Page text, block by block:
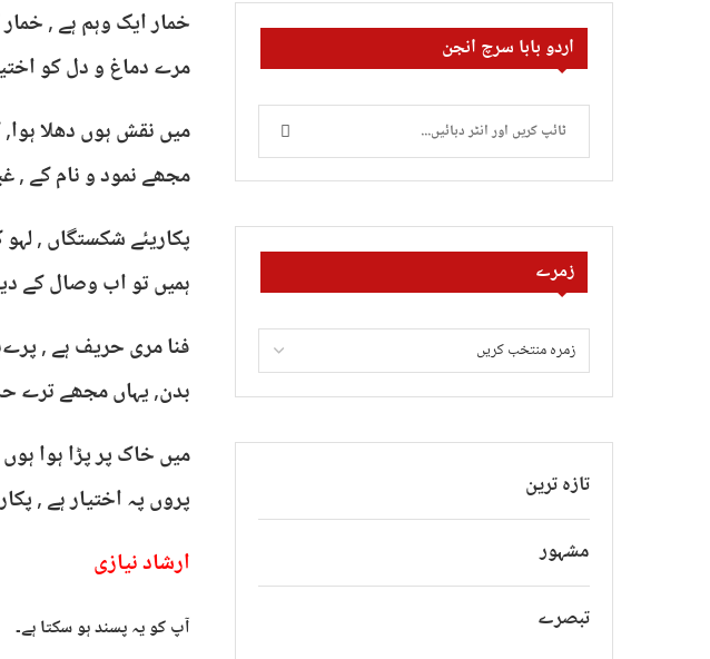
خمار ایک وہم ہے ,
مرے دماغ و دل کو
میں نقش ہوں دھلا ہوا,
مجھے نمود و نام کے ,
پکاریئے شکستگاں ,
ہمیں تو اب وصال کے
فنا مری حریف ہے ,
بدن, یہاں مجھے ترے
میں خاک پر پڑا ہوا
پروں پہ اختیار ہے ,
ارشاد نیازی
آپ کو یہ پسند ہو سکتا ہے۔
اردو بابا سرچ انجن
زمرے
تازہ ترین
مشہور
تبصرے